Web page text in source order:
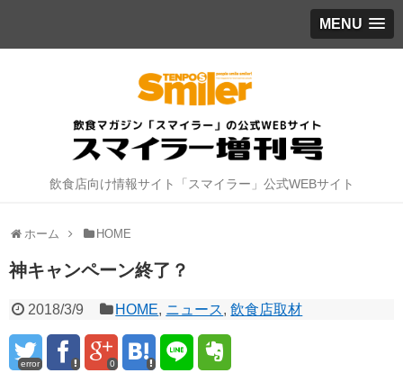
MENU
飲食店向け情報サイト「スマイラー」公式WEBサイト
ホーム HOME
神キャンペーン終了？
2018/3/9 HOME, ニュース,飲食店取材
error 0